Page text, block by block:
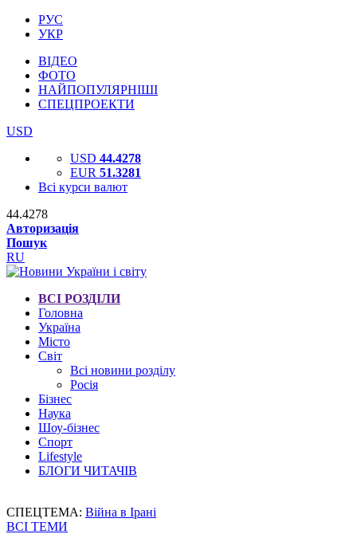
РУС
УКР
ВІДЕО
ФОТО
НАЙПОПУЛЯРНІШІ
СПЕЦПРОЕКТИ
USD
USD 44.4278
EUR 51.3281
Всі курси валют
44.4278
Авторизація
Пошук
RU
ВСІ РОЗДІЛИ
Головна
Україна
Місто
Світ
Всі новини розділу
Росія
Бізнес
Наука
Шоу-бізнес
Спорт
Lifestyle
БЛОГИ ЧИТАЧІВ
СПЕЦТЕМА: Війна в Ірані
ВСІ ТЕМИ